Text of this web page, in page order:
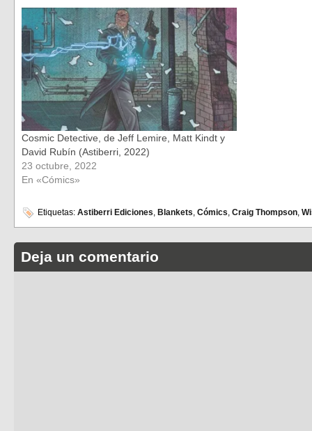
Cosmic Detective, de Jeff Lemire, Matt Kindt y
David Rubín (Astiberri, 2022)
23 octubre, 2022
En «Cómics»
Etiquetas: Astiberri Ediciones, Blankets, Cómics, Craig Thompson,
Deja un comentario